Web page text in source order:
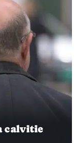
calvitie